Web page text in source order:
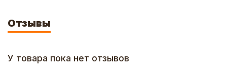
Отзывы
У товара пока нет отзывов